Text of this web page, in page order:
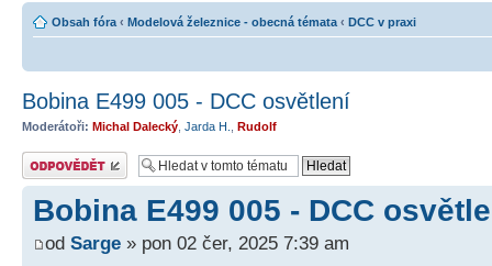
Obsah fóra ‹ Modelová železnice - obecná témata ‹ DCC v praxi
Bobina E499 005 - DCC osvětlení
Moderátoři: Michal Dalecký Jarda H. Rudolf
Odeslat odpověď
Bobina E499 005 - DCC
od Sarge » pon 02 čer, 2025 7:39 am